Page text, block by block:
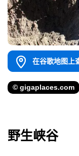
在谷歌地图上
© gigaplaces.com
野生峡谷